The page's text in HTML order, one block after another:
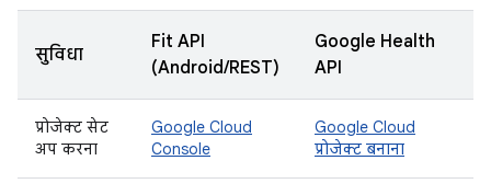
सुविधा
Fit API
(Android/REST)
Google Health
API
प्रोजेक्ट सेट
अप करना
Google Cloud
Console
Google Cloud
प्रोजेक्ट बनाना